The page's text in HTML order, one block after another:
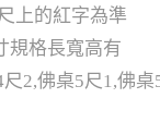
上的紅字為準
規格長寬高有
2,佛桌5尺1,佛